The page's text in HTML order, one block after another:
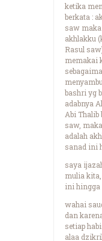
ketika
berkata :
saw
akhlakku
Rasul
memakai
bashri yg
adabnya
Abi Thalib
saw,
adalah
sanad ini
saya
mulia
ini hingga
wahai
dan
setiap
alaa